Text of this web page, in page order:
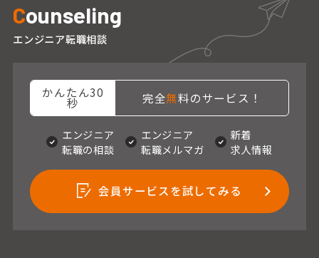
Counseling
エンジニア転職相談
かんたん30
秒 完全無料のサービス！
エンジニア
転職の相談
エンジニア
転職メルマガ
新着
求人情報
会員サービスを試してみる